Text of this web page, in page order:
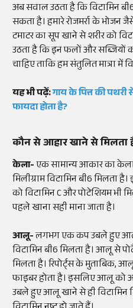
अब सवाल उठता है कि विटामिन
सकता है। हमारे रोजमर्रा के
टमाटर का सूप खाने से शरीर को
उठता है कि इन फलों और सब्जियों
चाहिए ताकि हम संतुलित मात्रा में
यह भी पढ़ें:गाय के पित्त की
फायदा होता है?
कौन से आहार खाने से मिलता है
केला-एक सामान्य आकार का
मिलीग्राम विटामिन बी6 मिलता
को विटामिन C और पोटेशियम भी
पहले खाना सही माना जाता है।
आलू-लगभग एक कप उबले हुए आलू
विटामिन बी6 मिलता है। आलू से
मिलता है। रिपोर्ट्स के मुताबिक,
फाइबर होता है। इसलिए आलू को
उबले हुए आलू खाने से ही